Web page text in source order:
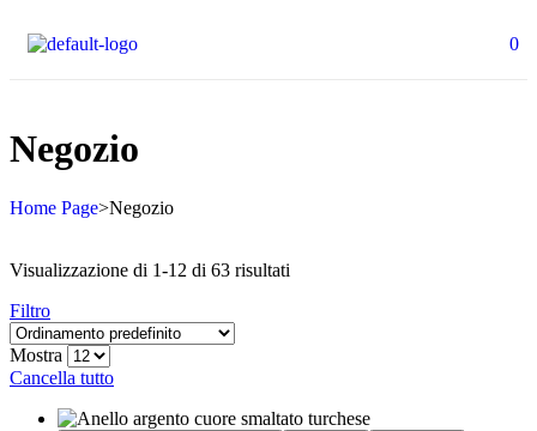
0
Negozio
Home Page>Negozio
Visualizzazione di 1-12 di 63 risultati
Filtro
Mostra
Cancella tutto